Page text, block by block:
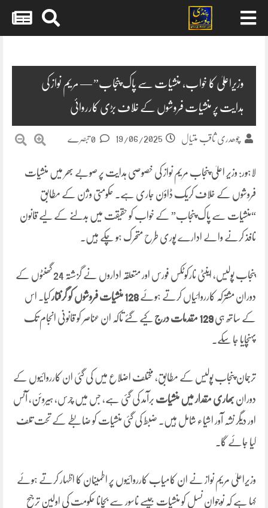
وزیراعلیٰ کا خواب، منشیات سے پاک پنجاب” — مریم نواز کی
ہدایت پر منشیات فروشوں کے خلاف بڑی کارروائی
چوھدری ثاقب متیال 19/06/2025
لاہور: وزیر اعلیٰ پنجاب مریم نواز کی خصوصی ہدایت پر صوبے بھر میں منشیات
فروشوں کے خلاف کریک ڈاؤن جاری ہے۔ حکومتی وژن کے مطابق
“منشیات سے پاک پنجاب” کے خواب کو حقیقت میں بدلنے کے لیے قانون
نافذ کرنے والے ادارے پوری طرح متحرک ہو چکے ہیں۔
پنجاب پولیس، اینٹی نارکوٹکس فورس اور متعلقہ اداروں نے گزشتہ 24 گھنٹوں کے
دوران مشترکہ کارروائیاں کرتے ہوئے 128 منشیات فروشوں کو گرفتار کیا۔ اس
کے ساتھ ہی129 مقدمات درج کیے گئے تاکہ ان عناصر کو قانونی انجام تک
پہنچایا جا سکے۔
ترجمان پنجاب پولیس کے مطابق، مختلف اضلاع میں کی گئی ان کارروائیوں کے
دورانبھاری مقدار میں منشیات برآمد کی گئی ہے، جس میں چرس، ہیروئن، آئس
اور دیگر نشہ آور اشیاء شامل ہیں۔ ضبط کی گئی منشیات کو ضابطے کے تحت تلف
کیا جائے گا۔
وزیراعلیٰ مریم نواز نے ان کامیاب کارروائیوں پر اطمینان کا اظہار کرتے ہوئے
کہا ہے کہ نوجوان نسل کو منشیات جیسے ناسور سے بچانا حکومت کی اولین ترجیح